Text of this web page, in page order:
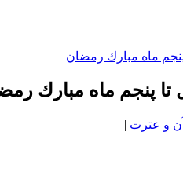
تا پنجم ماه مبارك
و عترت |